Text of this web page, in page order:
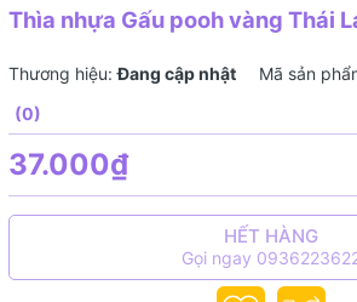
Thìa nhựa Gấu pooh vàng Thái
Thương hiệu:Đang cập nhật Mã sản
(0)
37.000₫
HẾT HÀNG
Gọi ngay